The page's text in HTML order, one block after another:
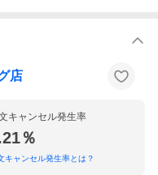
店
キャンセル発生率
％
キャンセル発生率とは？